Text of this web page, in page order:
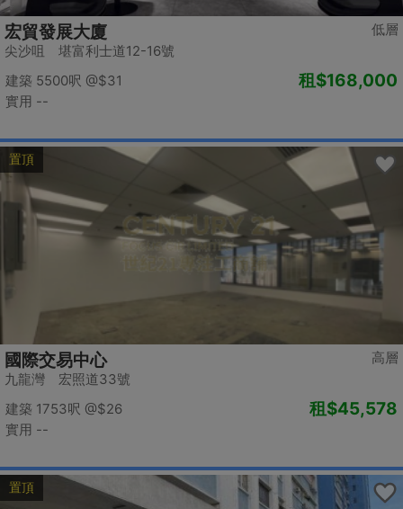
低層
宏貿發展大廈
尖沙咀 堪富利士道12-16號
建築 5500呎 @$31
實用 --
租$168,000
置頂
高層
國際交易中心
九龍灣 宏照道33號
建築 1753呎 @$26
實用 --
租$45,578
置頂